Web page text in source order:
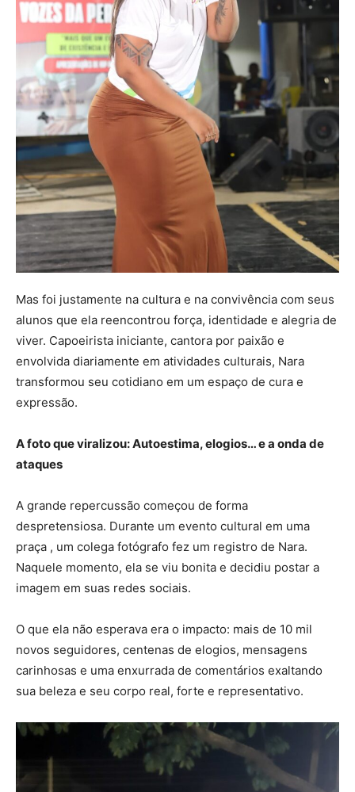
Mas foi justamente na cultura e na convivência com seus
alunos que ela reencontrou força, identidade e alegria de
viver. Capoeirista iniciante, cantora por paixão e
envolvida diariamente em atividades culturais, Nara
transformou seu cotidiano em um espaço de cura e
expressão.
A foto que viralizou: Autoestima, elogios… e a onda de
ataques
A grande repercussão começou de forma
despretensiosa. Durante um evento cultural em uma
praça , um colega fotógrafo fez um registro de Nara.
Naquele momento, ela se viu bonita e decidiu postar a
imagem em suas redes sociais.
O que ela não esperava era o impacto: mais de 10 mil
novos seguidores, centenas de elogios, mensagens
carinhosas e uma enxurrada de comentários exaltando
sua beleza e seu corpo real, forte e representativo.